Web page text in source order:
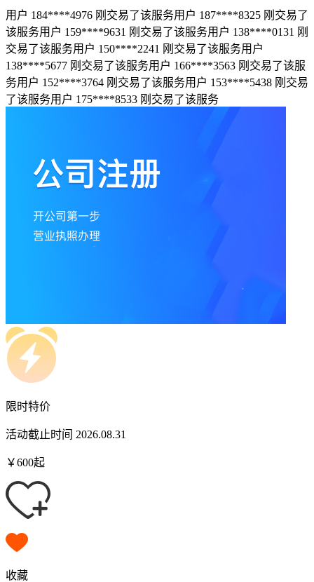
用户 184****4976 刚交易了该服务用户 187****8325 刚交易了
该服务用户 159****9631 刚交易了该服务用户 138****0131 刚
交易了该服务用户 150****2241 刚交易了该服务用户
138****5677 刚交易了该服务用户 166****3563 刚交易了该服
务用户 152****3764 刚交易了该服务用户 153****5438 刚交易
了该服务用户 175****8533 刚交易了该服务
限时特价
活动截止时间 2026.08.31
￥600起
收藏